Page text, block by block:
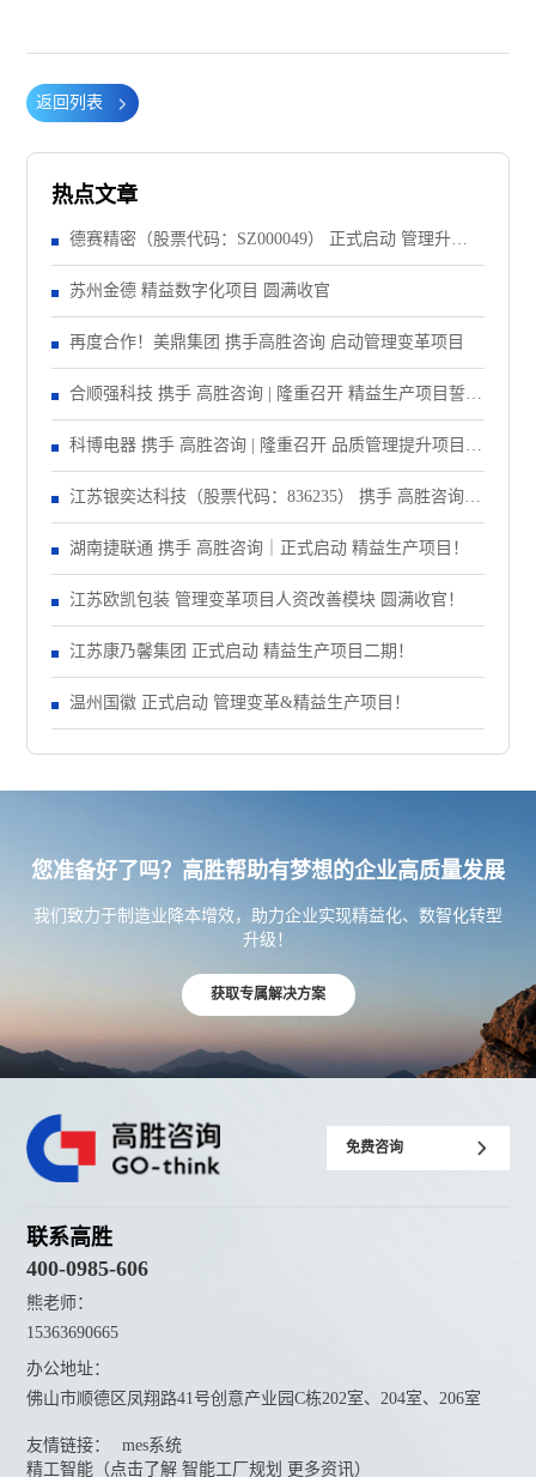
返回列表
热点文章
德赛精密（股票代码：SZ000049） 正式启动 管理升级&
精益注塑项目！
苏州金德 精益数字化项目 圆满收官
再度合作！美鼎集团 携手高胜咨询 启动管理变革项目
合顺强科技 携手 高胜咨询 | 隆重召开 精益生产项目誓师
大会！
科博电器 携手 高胜咨询 | 隆重召开 品质管理提升项目启
动大会！
江苏银奕达科技（股票代码：836235） 携手 高胜咨询｜
正式启动 管理变革项目
湖南捷联通 携手 高胜咨询｜正式启动 精益生产项目！
江苏欧凯包装 管理变革项目人资改善模块 圆满收官！
江苏康乃馨集团 正式启动 精益生产项目二期！
温州国徽 正式启动 管理变革&精益生产项目！
您准备好了吗？高胜帮助有梦想的企业高质量发展
我们致力于制造业降本增效，助力企业实现精益化、数智化转型
升级！
获取专属解决方案
免费咨询
联系高胜
400-0985-606
熊老师：
15363690665
办公地址：
佛山市顺德区凤翔路41号创意产业园C栋202室、204室、206室
友情链接：
mes系统
精工智能（点击了解 智能工厂规划 更多资讯）